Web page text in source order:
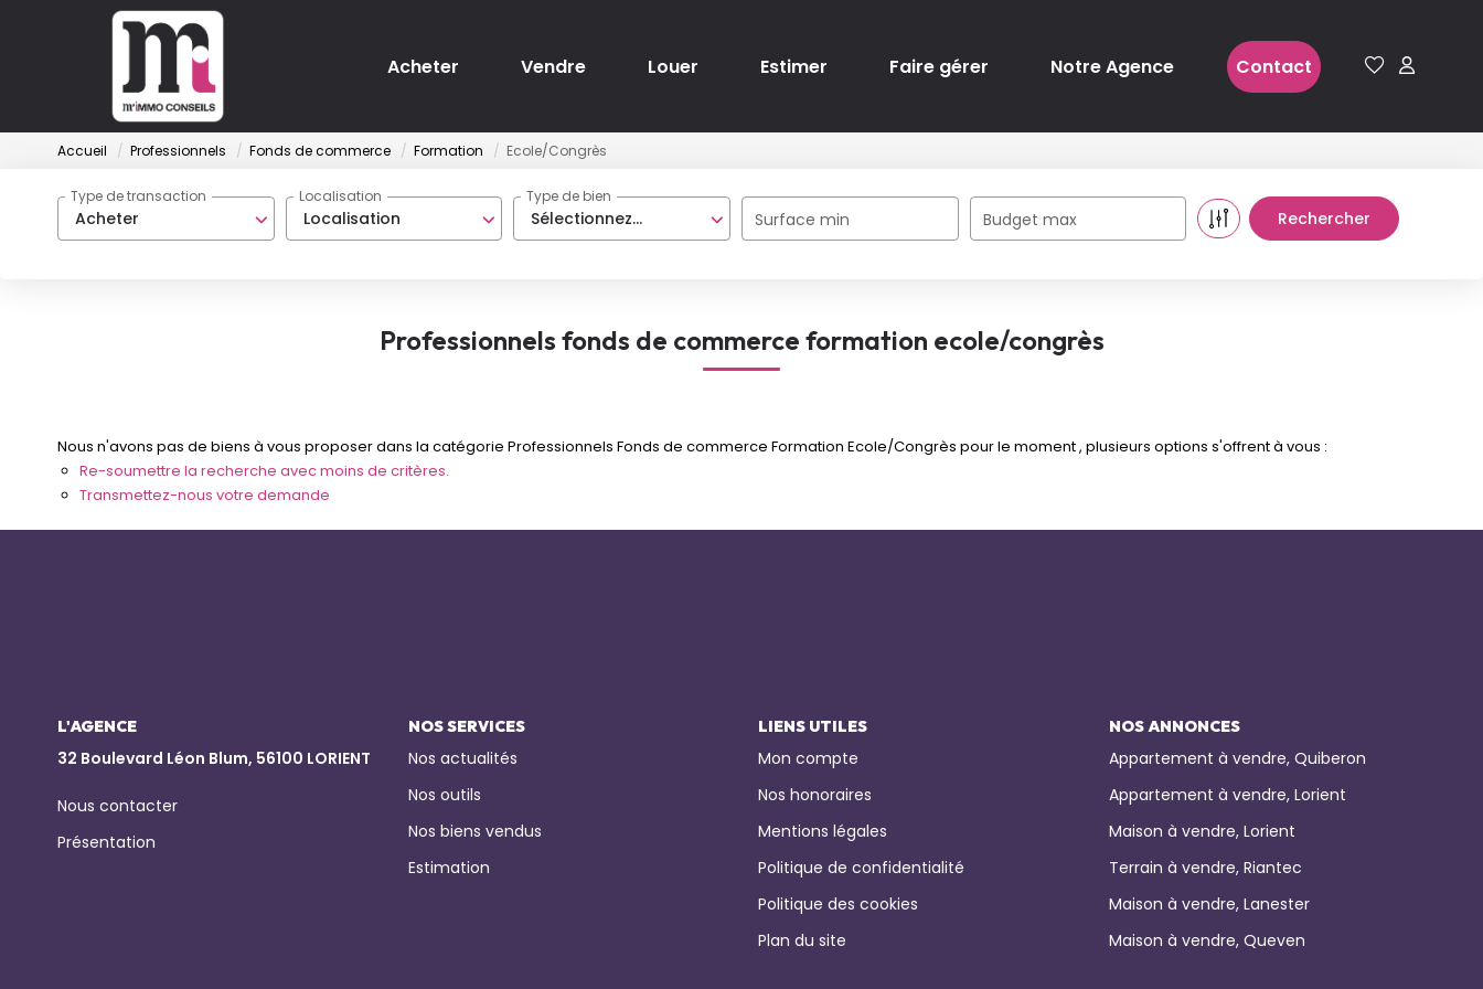
Acheter Vendre Louer Estimer Faire gérer Notre Agence Contact
Accueil Professionnels Fonds de commerce Formation Ecole/Congrès
Acheter
Type de transaction
Localisation
Localisation
Sélectionnez...
Type de bien
Surface min Budget max
Professionnels fonds de commerce formation ecole/congrès
Nous n'avons pas de biens à vous proposer dans la catégorie Professionnels Fonds de commerce Formation Ecole/Congrès pour le moment , plusieurs options s'offrent à vous :
Re-soumettre la recherche avec moins de critères.
Transmettez-nous votre demande
L'AGENCE
32 Boulevard Léon Blum, 56100 LORIENT
Nous contacter
Présentation
NOS SERVICES
Nos actualités
Nos outils
Nos biens vendus
Estimation
LIENS UTILES
Mon compte
Nos honoraires
Mentions légales
Politique de confidentialité
Politique des cookies
Plan du site
NOS ANNONCES
Appartement à vendre, Quiberon
Appartement à vendre, Lorient
Maison à vendre, Lorient
Terrain à vendre, Riantec
Maison à vendre, Lanester
Maison à vendre, Queven